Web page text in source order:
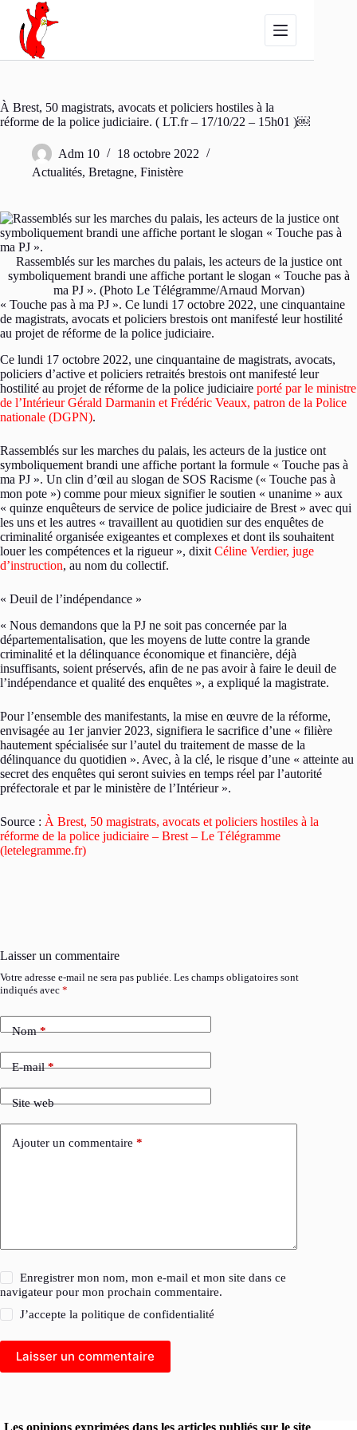
Passer
contenu
À Brest, 50 magistrats, avocats et policiers hostiles à la
réforme de la police judiciaire. ( LT.fr – 17/10/22 – 15h01 )￼
Adm 10
18 octobre 2022
Actualités, Bretagne, Finistère
Rassemblés sur les marches du palais, les acteurs de la justice ont
symboliquement brandi une affiche portant le slogan « Touche pas à
ma PJ ». (Photo Le Télégramme/Arnaud Morvan)
« Touche pas à ma PJ ». Ce lundi 17 octobre 2022, une cinquantaine
de magistrats, avocats et policiers brestois ont manifesté leur hostilité
au projet de réforme de la police judiciaire.
Ce lundi 17 octobre 2022, une cinquantaine de magistrats, avocats,
policiers d’active et policiers retraités brestois ont manifesté leur
hostilité au projet de réforme de la police judiciaire porté par le ministre
de l’Intérieur Gérald Darmanin et Frédéric Veaux, patron de la Police
nationale (DGPN).
Rassemblés sur les marches du palais, les acteurs de la justice ont
symboliquement brandi une affiche portant la formule « Touche pas à
ma PJ ». Un clin d’œil au slogan de SOS Racisme (« Touche pas à
mon pote ») comme pour mieux signifier le soutien « unanime » aux
« quinze enquêteurs de service de police judiciaire de Brest » avec qui
les uns et les autres « travaillent au quotidien sur des enquêtes de
criminalité organisée exigeantes et complexes et dont ils souhaitent
louer les compétences et la rigueur », dixit Céline Verdier, juge
d’instruction, au nom du collectif.
« Deuil de l’indépendance »
« Nous demandons que la PJ ne soit pas concernée par la
départementalisation, que les moyens de lutte contre la grande
criminalité et la délinquance économique et financière, déjà
insuffisants, soient préservés, afin de ne pas avoir à faire le deuil de
l’indépendance et qualité des enquêtes », a expliqué la magistrate.
Pour l’ensemble des manifestants, la mise en œuvre de la réforme,
envisagée au 1er janvier 2023, signifiera le sacrifice d’une « filière
hautement spécialisée sur l’autel du traitement de masse de la
délinquance du quotidien ». Avec, à la clé, le risque d’une « atteinte au
secret des enquêtes qui seront suivies en temps réel par l’autorité
préfectorale et par le ministère de l’Intérieur ».
Source : À Brest, 50 magistrats, avocats et policiers hostiles à la
réforme de la police judiciaire – Brest – Le Télégramme
(letelegramme.fr)
Laisser un commentaire
Votre adresse e-mail ne sera pas publiée. Les champs obligatoires sont
indiqués avec *
Nom*
E-mail*
Site web
Ajouter un commentaire *
Enregistrer mon nom, mon e-mail et mon site dans ce
navigateur pour mon prochain commentaire.
J’accepte lapolitique de confidentialité
Laisser un commentaire
Les opinions exprimées dans les articles publiés sur le site